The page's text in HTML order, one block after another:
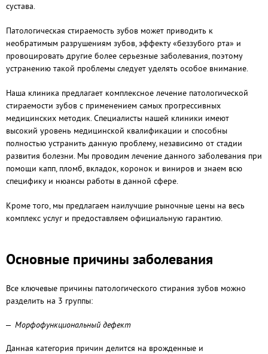
сустава.
Патологическая стираемость зубов может приводить к
необратимым разрушениям зубов, эффекту «беззубого рта» и
провоцировать другие более серьезные заболевания, поэтому
устранению такой проблемы следует уделять особое внимание.
Наша клиника предлагает комплексное лечение патологической
стираемости зубов с применением самых прогрессивных
медицинских методик. Специалисты нашей клиники имеют
высокий уровень медицинской квалификации и способны
полностью устранить данную проблему, независимо от стадии
развития болезни. Мы проводим лечение данного заболевания при
помощи капп, пломб, вкладок, коронок и виниров и знаем всю
специфику и нюансы работы в данной сфере.
Кроме того, мы предлагаем наилучшие рыночные цены на весь
комплекс услуг и предоставляем официальную гарантию.
Основные причины заболевания
Все ключевые причины патологического стирания зубов можно
разделить на 3 группы:
Морфофункциональный дефект
Данная категория причин делится на врожденные и